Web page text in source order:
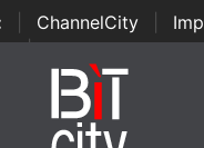
ChannelCity
| Italian Channel
Italian Security